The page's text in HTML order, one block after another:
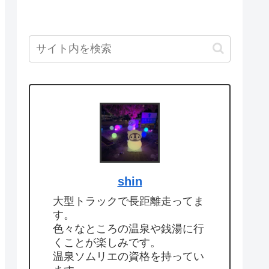
shin
大型トラックで長距離走ってま
す。
色々なところの温泉や銭湯に行
くことが楽しみです。
温泉ソムリエの資格を持ってい